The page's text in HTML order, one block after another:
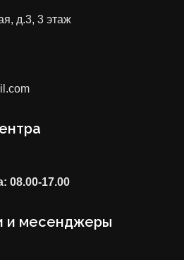
д.3, 3 этаж
08.00-17.00
и месенджеры